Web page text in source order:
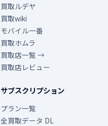
買取ルデヤ
買取wiki
モバイル一番
買取ホムラ
買取店一覧 →
買取店レビュー
サブスクリプション
プラン一覧
全買取データ DL